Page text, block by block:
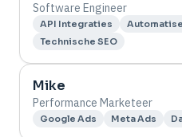
Software Engineer
API Integraties
Technische SEO
Mike
Performance Marketeer
Google Ads Meta Ads